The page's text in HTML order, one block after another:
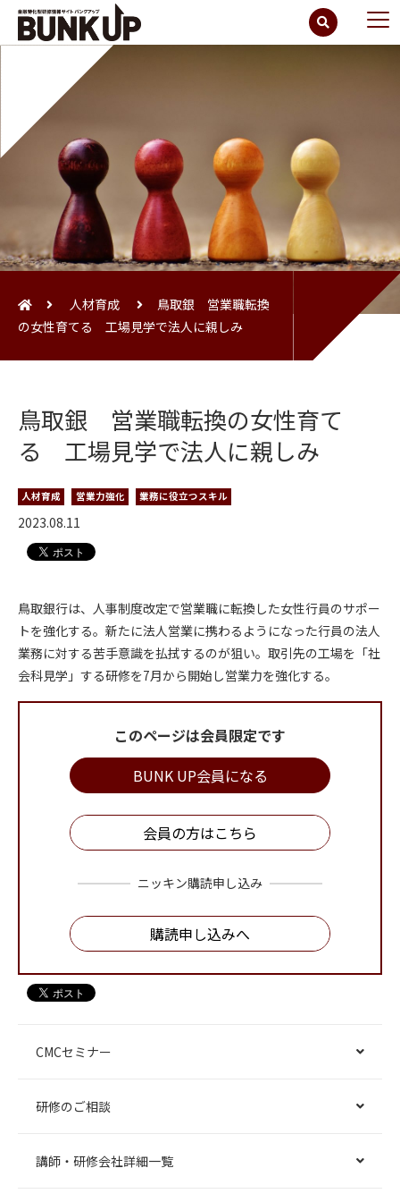
人材育成
鳥取銀 営業職転換
の女性育てる 工場見学で法人に親しみ
鳥取銀 営業職転換の女性育て
る 工場見学で法人に親しみ
人材育成 営業力強化 業務に役立つスキル
2023.08.11
鳥取銀行は、人事制度改定で営業職に転換した女性行員のサポー
トを強化する。新たに法人営業に携わるようになった行員の法人
業務に対する苦手意識を払拭するのが狙い。取引先の工場を「社
会科見学」する研修を7月から開始し営業力を強化する。
このページは会員限定です
BUNK UP会員になる
会員の方はこちら
ニッキン購読申し込み
購読申し込みへ
CMCセミナー
研修のご相談
講師・研修会社詳細一覧